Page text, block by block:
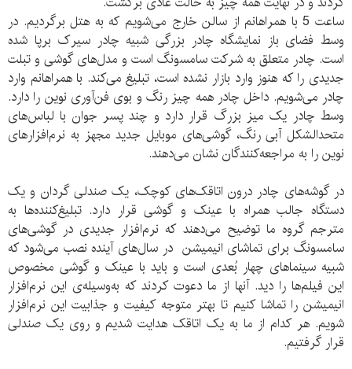
ساعت 5 با همراهانم از سالن خارج می‌‌شویم که به هتل برگردیم. در
وسط فضای باز نمایشگاه چادر بزرگی شبیه چادر سیرک برپا شده
‌‌است. چادر متعلق به شرکت سامسونگ است و مدل‌های گوشی و تبلت
جدیدی را که هنوز وارد بازار نشده است، تبلیغ می‌کند. با همراهانم وارد
چادر می‌شویم. داخل چادر همه چیز رنگ و بوی فن‌آوری نوین را دارد.
وسط چادر یک میز بزرگ قرار دارد و چند پسر جوان با لباس‌های
متحدالشکل آبی رنگ، گوشی‌های موبایل جدید مجهز به نرم‌افزارهای
نوین را به مراجعه‌کنندگان نشان می‌دهند.
در گوشه‌های چادر درون اتاقک‌های کوچک، یک صندلی گردان و یک
دستگاه جالب همراه با عینک و گوشی قرار دارد. تبلیغ‌کننده‌ها به
مترجم گروه ما توضیح می‌دهند که نرم‌افزار جدیدی در گوشی‌های
سامسونگ برای تماشای انیمیشن در سال‌های آینده نصب می‌شود که
شبیه سینماهای چهار بُعدی است و باید با عینک و گوشی مخصوص
این فیلم‌ها را دید. آنها از ما دعوت کردند که به‌وسیله‌ی این نرم‌افزار
انیمیشن را تماشا کنیم تا بهتر متوجه کیفیت و جذابیت این نرم‌افزار
شویم. هر کدام از ما به یک اتاقک هدایت شدیم و روی یک صندلی
قرار گرفتیم.